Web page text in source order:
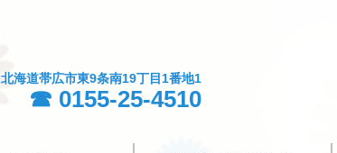
北海道帯広市東9条南19丁目1番地1
☎ 0155-25-4510